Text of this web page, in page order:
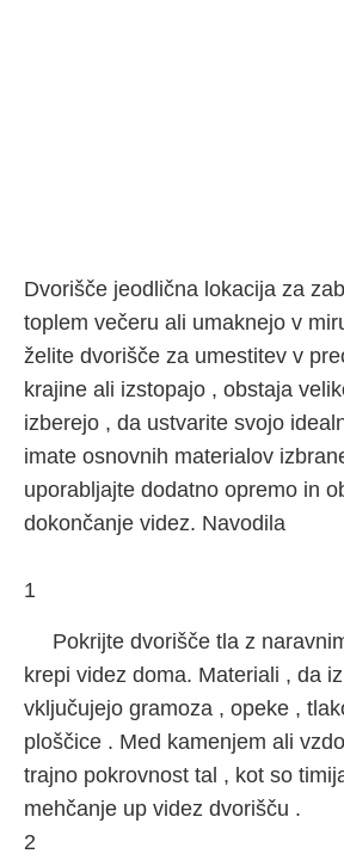
Dvorišče jeodlična lokacija za
toplem večeru ali umaknejo v
želite dvorišče za umestitev v
krajine ali izstopajo , obstaja
izberejo , da ustvarite svojo
imate osnovnih materialov
uporabljajte dodatno opremo in
dokončanje videz. Navodila
1
Pokrijte dvorišče tla z
krepi videz doma. Materiali , da
vključujejo gramoza , opeke ,
ploščice . Med kamenjem ali
trajno pokrovnost tal , kot so
mehčanje up videz dvorišču .
2